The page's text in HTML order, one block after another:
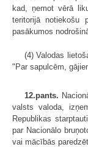
kad, ņemot vērā
teritorijā notiekošu
pasākumos
(4) Valodas
"Par sapulcēm,
12.pants.
valsts valoda,
Republikas
par Nacionālo
vai mācībās